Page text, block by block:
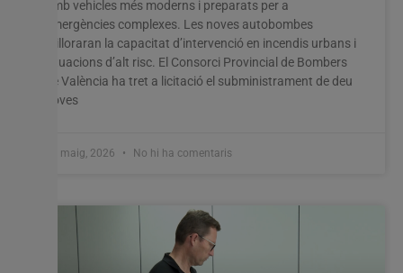
amb vehicles més moderns i preparats per a
emergències complexes. Les noves autobombes
milloraran la capacitat d’intervenció en incendis urbans i
situacions d’alt risc. El Consorci Provincial de Bombers
de València ha tret a licitació el subministrament de deu
noves
28 maig, 2026 No hi ha comentaris